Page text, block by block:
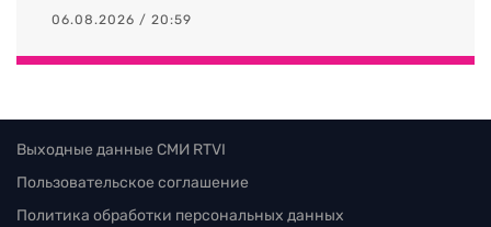
06.08.2026 / 20:59
Выходные данные СМИ RTVI
Пользовательское соглашение
Политика обработки персональных данных